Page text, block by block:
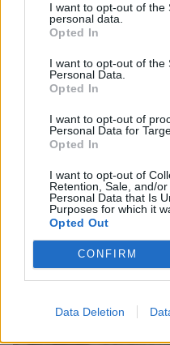
I want to opt-out of the
personal data.
Opted In
I want to opt-out of the
Personal Data.
Opted In
I want to opt-out of
Personal Data for
Opted In
I want to opt-out of
Retention, Sale, and/
Personal Data that Is
Purposes for which it
Opted Out
CONFIRM
Data Deletion